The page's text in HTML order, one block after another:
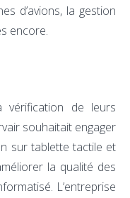
d’avions, la gestion
encore.
vérification de leurs
souhaitait engager
sur tablette tactile et
la qualité des
L’entreprise